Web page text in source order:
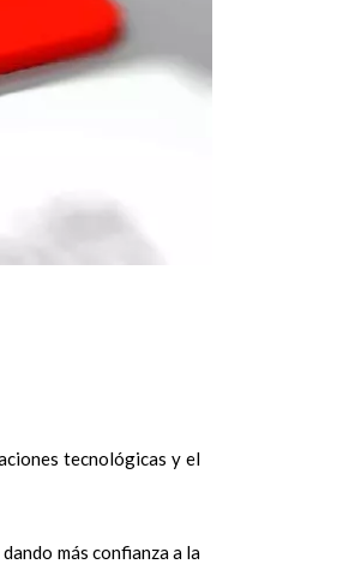
tecnológicas y el
más confianza a la